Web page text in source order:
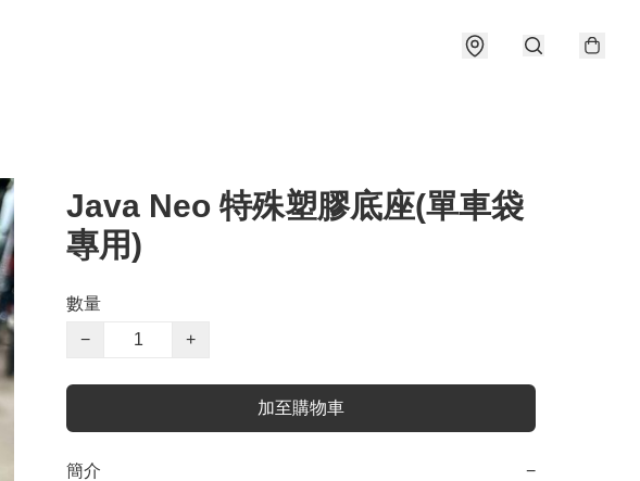
Java Neo 特殊塑膠底座(單車袋
專用)
數量
−
+
加至購物車
簡介 −